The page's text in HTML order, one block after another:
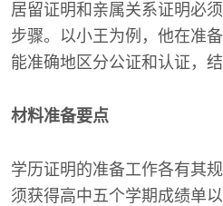
居留证明和亲属关系证明必
步骤。以小王为例，他在准
能准确地区分公证和认证，
材料准备要点
学历证明的准备工作各有其
须获得高中五个学期成绩单